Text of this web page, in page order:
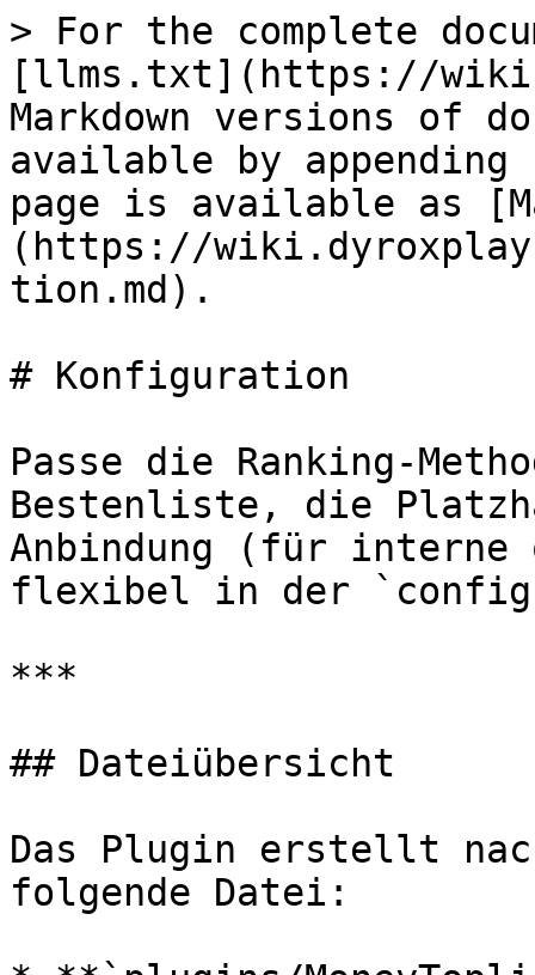
> For the complete
[llms.txt](https://
Markdown versions of
available by
page is available as
(https://
tion.md).
# Konfiguration
Passe die Ranking-
Bestenliste, die
Anbindung (für interne
flexibel in der
***
## Dateiübersicht
Das Plugin erstellt
folgende Datei: